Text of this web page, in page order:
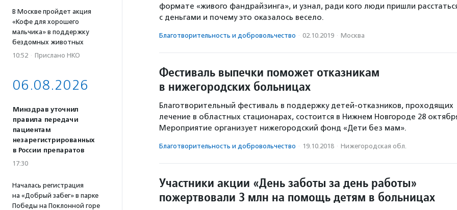
В Москве пройдет акция
«Кофе для хорошего
мальчика» в поддержку
бездомных животных
10:52 · Прислано НКО
06.08.2026
Минздрав уточнил
правила передачи
пациентам
незарегистрированных
в России препаратов
17:30
Началась регистрация
на «Добрый забег» в парке
Победы на Поклонной горе
формате «живого фандрайзинга», и узнал, ради кого люди пришли
с деньгами и почему это оказалось весело.
Благотвори­тель­ность и доброволь­чест­во · 02.10.2019 · Москва
Фестиваль выпечки поможет отказникам
в нижегородских больницах
Благотворительный фестиваль в поддержку детей-отказников, проходящих
лечение в областных стационарах, состоится в Нижнем Новгороде 28
Мероприятие организует нижегородский фонд «Дети без мам».
Благотвори­тель­ность и доброволь­чест­во · 19.10.2018 · Нижегородская обл.
Участники акции «День заботы за день работы»
пожертвовали 3 млн на помощь детям в больницах